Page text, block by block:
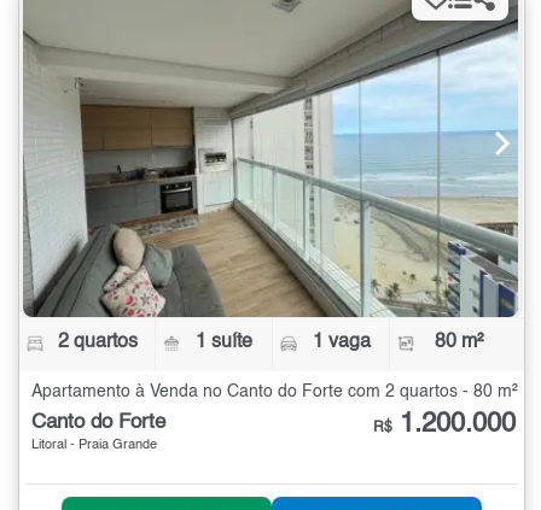
2 quartos 1 suíte 1 vaga 80 m²
Apartamento à Venda no Canto do Forte com 2 quartos - 80 m²
Canto do Forte
Litoral - Praia Grande
R$ 1.200.000